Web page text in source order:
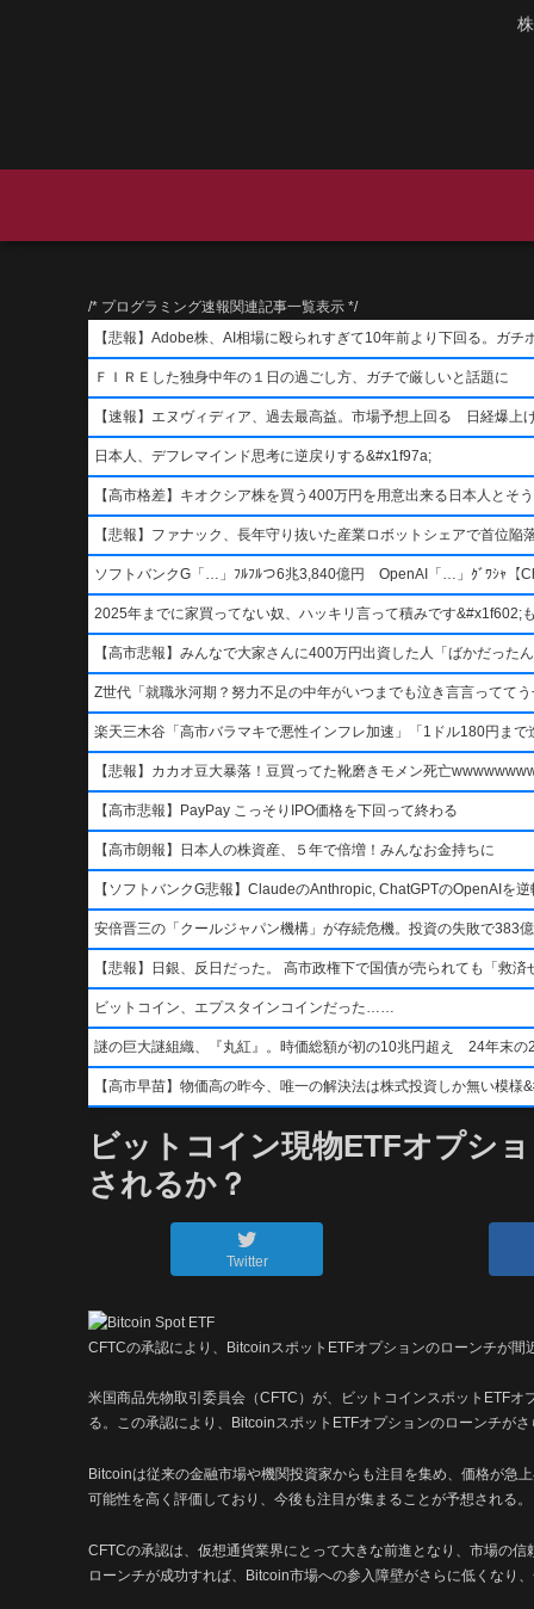
/* プログラミング速報関連記事一覧表示 */
【悲報】Adobe株、AI相場に殴られすぎて10年前より下回る。ガチ
ＦＩＲＥした独身中年の１日の過ごし方、ガチで厳しいと話題に
【速報】エヌヴィディア、過去最高益。市場予想上回る 日経爆上
日本人、デフレマインド思考に逆戻りする&#x1f97a;
【高市格差】キオクシア株を買う400万円を用意出来る日本人とそ
【悲報】ファナック、長年守り抜いた産業ロボットシェアで首位
ソフトバンクG「…」ﾌﾙﾌﾙつ6兆3,840億円 OpenAI「…」ｸﾞﾜｼｬ【
2025年までに家買ってない奴、ハッキリ言って積みです
【高市悲報】みんなで大家さんに400万円出資した人「ばかだった
Z世代「就職氷河期？努力不足の中年がいつまでも泣き言言ってて
楽天三木谷「高市バラマキで悪性インフレ加速」「1ドル180円ま
【悲報】カカオ豆大暴落！豆買ってた靴磨きモメン死亡
【高市悲報】PayPay こっそりIPO価格を下回って終わる
【高市朗報】日本人の株資産、５年で倍増！みんなお金持ちに
【ソフトバンクG悲報】ClaudeのAnthropic, ChatGPTのOpenAI
安倍晋三の「クールジャパン機構」が存続危機。投資の失敗で383
【悲報】日銀、反日だった。 高市政権下で国債が売られても「救済
ビットコイン、エプスタインコインだった……
謎の巨大謎組織、『丸紅』。時価総額が初の10兆円超え 24年末の
【高市早苗】物価高の昨今、唯一の解決法は株式投資しか無い模
ビットコイン現物ETFオプシ
されるか？
Twitter
CFTCの承認により、BitcoinスポットETFオプションのローンチが
米国商品先物取引委員会（CFTC）が、ビットコインスポットETF
る。この承認により、BitcoinスポットETFオプションのローンチが
Bitcoinは従来の金融市場や機関投資家からも注目を集め、価格が急
可能性を高く評価しており、今後も注目が集まることが予想される。
CFTCの承認は、仮想通貨業界にとって大きな前進となり、市場の
ローンチが成功すれば、Bitcoin市場への参入障壁がさらに低くなり